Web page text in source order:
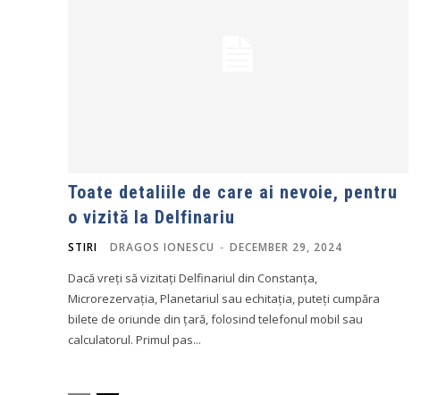
Toate detaliile de care ai nevoie, pentru
o vizită la Delfinariu
STIRI DRAGOS IONESCU - DECEMBER 29, 2024
Dacă vreți să vizitați Delfinariul din Constanța,
Microrezervația, Planetariul sau echitația, puteți cumpăra
bilete de oriunde din țară, folosind telefonul mobil sau
calculatorul. Primul pas...